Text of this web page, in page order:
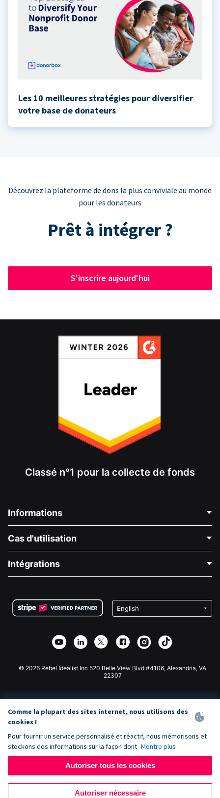
Les 10 meilleures stratégies pour diversifier
votre base de donateurs
Découvrez la plateforme de dons la plus conviviale au monde
pour les donateurs
Prêt à intégrer ?
S'inscrire aujourd'hui
Classé n°1 pour la collecte de fonds
Informations
À propos de nous
Carrières
Confidentialité
Partenariat d'affiliation
Bibliothèque
Cas d'utilisation
Collecte de fonds médicale
Collecte de fonds caritative
Intégrations
Plugin de don Wix
Application de don Webflow
Don Joomla
© 2026 Rebel Idealist Inc 520 Belle View Blvd #4106, Alexandria, VA
22307
Comme la plupart des sites internet, nous utilisons des
cookies !
Pour fournir un service personnalisé et réactif, nous mémorisons et
stockons des informations sur la façon dont Montre plus
Autoriser tous les cookies
Autoriser nécessaire